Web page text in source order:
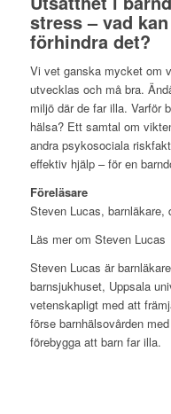
stress – vad
förhindra det?
Vi vet ganska mycket om
utvecklas och må bra.
miljö där de far illa. Varför
hälsa? Ett samtal om
andra psykosociala
effektiv hjälp – för en
Föreläsare
Steven Lucas,
Läs mer om Steven Lucas
Steven Lucas är
barnsjukhuset, Uppsala
vetenskapligt med att
förse barnhälsovården
förebygga att barn far illa.